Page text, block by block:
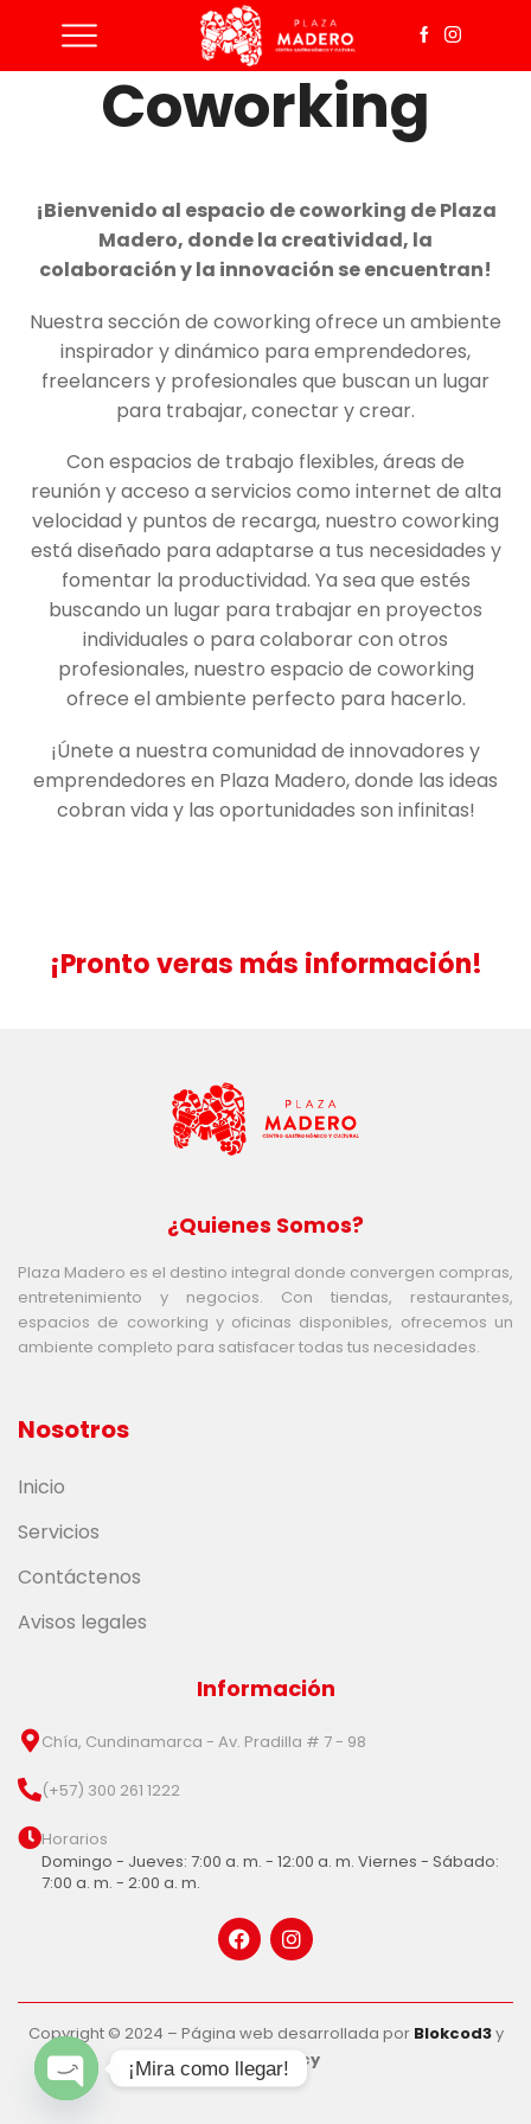
Coworking
¡Bienvenido al espacio de coworking de Plaza
Madero, donde la creatividad, la
colaboración y la innovación se encuentran!
Nuestra sección de coworking ofrece un ambiente
inspirador y dinámico para emprendedores,
freelancers y profesionales que buscan un lugar
para trabajar, conectar y crear.
Con espacios de trabajo flexibles, áreas de
reunión y acceso a servicios como internet de alta
velocidad y puntos de recarga, nuestro coworking
está diseñado para adaptarse a tus necesidades y
fomentar la productividad. Ya sea que estés
buscando un lugar para trabajar en proyectos
individuales o para colaborar con otros
profesionales, nuestro espacio de coworking
ofrece el ambiente perfecto para hacerlo.
¡Únete a nuestra comunidad de innovadores y
emprendedores en Plaza Madero, donde las ideas
cobran vida y las oportunidades son infinitas!
¡Pronto veras más información!
¿Quienes Somos?
Plaza Madero es el destino integral donde convergen compras,
entretenimiento y negocios. Con tiendas, restaurantes,
espacios de coworking y oficinas disponibles, ofrecemos un
ambiente completo para satisfacer todas tus necesidades.
Nosotros
Inicio
Servicios
Contáctenos
Avisos legales
Información
Chía, Cundinamarca - Av. Pradilla # 7 - 98
(+57) 300 261 1222
Horarios
Domingo - Jueves: 7:00 a. m. - 12:00 a. m. Viernes - Sábado:
7:00 a. m. - 2:00 a. m.
Copyright © 2024 – Página web desarrollada por Blokcod3y
Glob Agency
¡Mira como llegar!